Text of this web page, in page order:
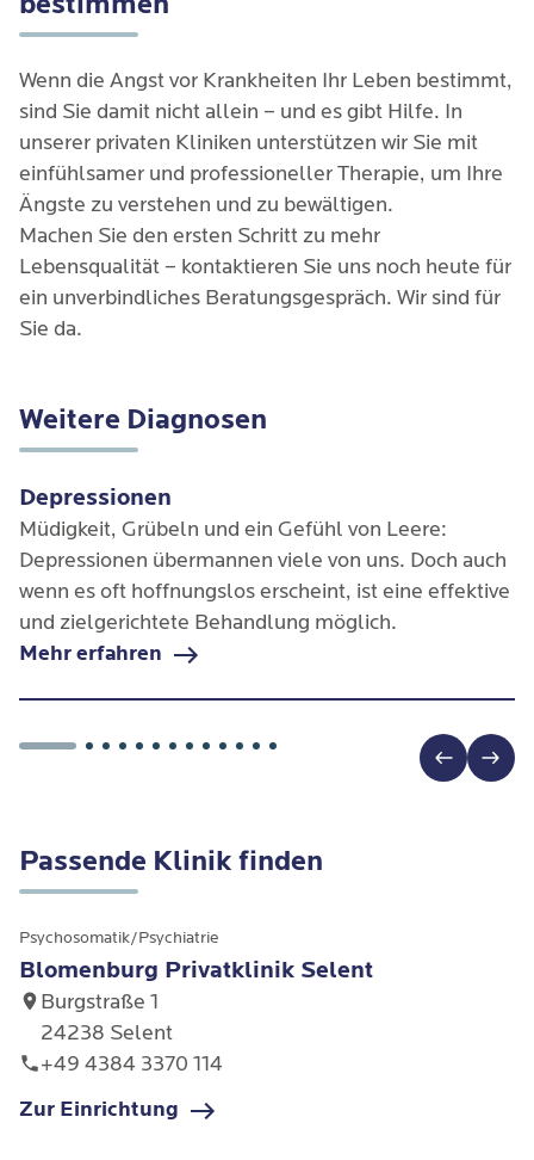
Wenn die Angst vor Krankheiten Ihr Leben bestimmt,
sind Sie damit nicht allein – und es gibt Hilfe. In
unserer privaten Kliniken unterstützen wir Sie mit
einfühlsamer und professioneller Therapie, um Ihre
Ängste zu verstehen und zu bewältigen.
Machen Sie den ersten Schritt zu mehr
Lebensqualität – kontaktieren Sie uns noch heute für
ein unverbindliches Beratungsgespräch. Wir sind für
Sie da.
Weitere Diagnosen
Depressionen
Müdigkeit, Grübeln und ein Gefühl von Leere:
Depressionen übermannen viele von uns. Doch auch
wenn es oft hoffnungslos erscheint, ist eine effektive
und zielgerichtete Behandlung möglich.
Mehr erfahren
Passende Klinik finden
Psychosomatik/Psychiatrie
Blomenburg Privatklinik Selent
Burgstraße 1
24238 Selent
+49 4384 3370 114
Zur Einrichtung